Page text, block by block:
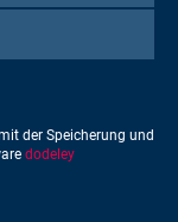
der Speicherung und
dodeley